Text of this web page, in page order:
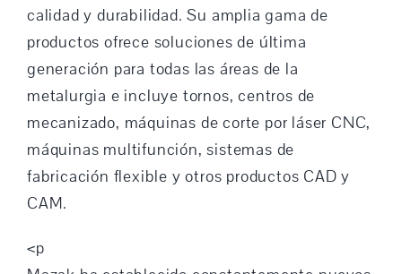
calidad y durabilidad. Su amplia gama de
productos ofrece soluciones de última
generación para todas las áreas de la
metalurgia e incluye tornos, centros de
mecanizado, máquinas de corte por láser CNC,
máquinas multifunción, sistemas de
fabricación flexible y otros productos CAD y
CAM.
<p